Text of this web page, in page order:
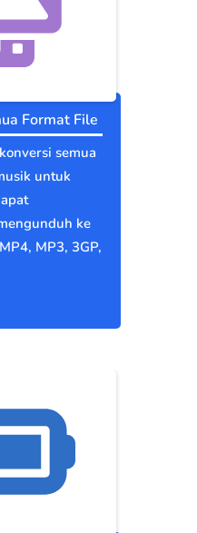
Format File
semua
untuk
ke
MP3, 3GP,